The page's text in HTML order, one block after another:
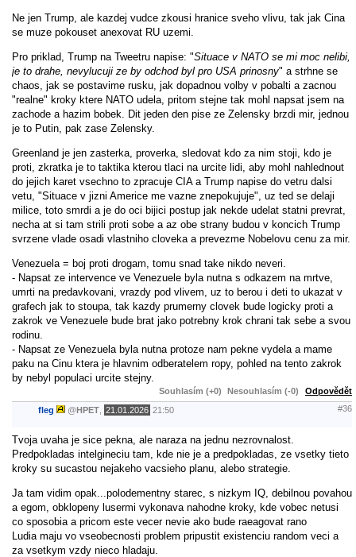
Ne jen Trump, ale kazdej vudce zkousi hranice sveho vlivu, tak jak Cina
se muze pokouset anexovat RU uzemi.
Pro priklad, Trump na Tweetru napise: "Situace v NATO se mi moc nelibi,
je to drahe, nevylucuji ze by odchod byl pro USA prinosny" a strhne se
chaos, jak se postavime rusku, jak dopadnou volby v pobalti a zacnou
"realne" kroky ktere NATO udela, pritom stejne tak mohl napsat jsem na
zachode a hazim bobek. Dit jeden den pise ze Zelensky brzdi mir, jednou
je to Putin, pak zase Zelensky.
Greenland je jen zasterka, proverka, sledovat kdo za nim stoji, kdo je
proti, zkratka je to taktika kterou tlaci na urcite lidi, aby mohl nahlednout
do jejich karet vsechno to zpracuje CIA a Trump napise do vetru dalsi
vetu, "Situace v jizni Americe me vazne znepokujuje", uz ted se delaji
milice, toto smrdi a je do oci bijici postup jak nekde udelat statni prevrat,
necha at si tam strili proti sobe a az obe strany budou v koncich Trump
svrzene vlade osadi vlastniho cloveka a prevezme Nobelovu cenu za mir.
Venezuela = boj proti drogam, tomu snad take nikdo neveri.
- Napsat ze intervence ve Venezuele byla nutna s odkazem na mrtve,
umrti na predavkovani, vrazdy pod vlivem, uz to berou i deti to ukazat v
grafech jak to stoupa, tak kazdy prumerny clovek bude logicky proti a
zakrok ve Venezuele bude brat jako potrebny krok chrani tak sebe a svou
rodinu.
- Napsat ze Venezuela byla nutna protoze nam pekne vydela a mame
paku na Cinu ktera je hlavnim odberatelem ropy, pohled na tento zakrok
by nebyl populaci urcite stejny.
Souhlasím (+0) Nesouhlasím (-0) Odpovědět
fleg @HPET 21.01.2026 21:50 #36
Tvoja uvaha je sice pekna, ale naraza na jednu nezrovnalost.
Predpokladas intelgineciu tam, kde nie je a predpokladas, ze vsetky tieto
kroky su sucastou nejakeho vacsieho planu, alebo strategie.
Ja tam vidim opak...polodementny starec, s nizkym IQ, debilnou povahou
a egom, obklopeny lusermi vykonava nahodne kroky, kde vobec netusi
co sposobia a pricom este vecer nevie ako bude raeagovat rano
Ludia maju vo vseobecnosti problem pripustit existenciu random veci a
za vsetkym vzdy nieco hladaju.